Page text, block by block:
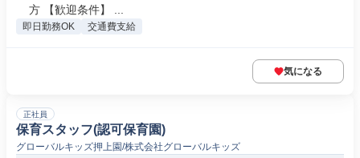
方 【歓迎条件】 ...
即日勤務OK 交通費支給
気になる
正社員
保育スタッフ(認可保育園)
グローバルキッズ押上園/株式会社グローバルキッズ